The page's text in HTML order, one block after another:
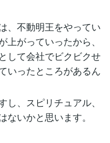
、不動明王をやってい
上がっていったから、
して会社でビクビクせ
いったところがあるん
、スピリチュアル、
いかと思います。